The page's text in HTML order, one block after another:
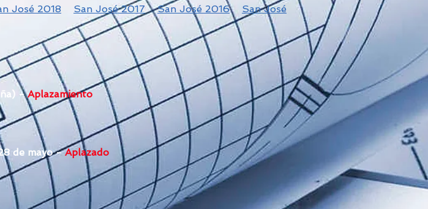
José 2018 San José 2017 San José 2016
San José
-Aplazamiento
de mayo -Aplazado